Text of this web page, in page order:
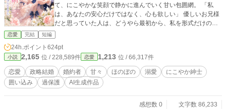
て、にこやかな笑顔で静かに進んでいく甘い包囲網。 「私
は、あなたの安心だけではなく、心も欲しい」 優しいお兄様
だと思っていた人は、どうやら最初から、私を形式だけの妻
にするつもりなどなかったらしい。 にこやか紳士で強かな策
略家と、恋に気づいていく伯爵令嬢の、甘くてほのぼのな政
略結婚ラブストーリー。
恋愛 完結 短編
24h.ポイント 624pt
小説 2,165 位 / 228,589件 恋愛 1,213 位 / 66,317件
恋愛 政略結婚 婚約者 甘々 ほのぼの 溺愛
にこやか紳士
囲い込み
過保護 AI生成作品
感想数 0
文字数 86,233